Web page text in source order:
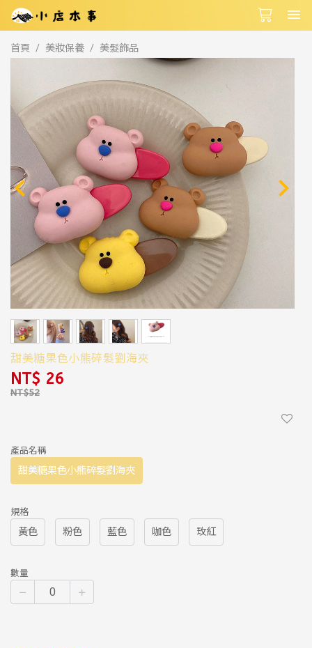
首頁 美妝保養 美髮飾品
甜美糖果色小熊碎髮劉海夾
NT$ 26
產品名稱
甜美糖果色小熊碎髮劉海夾
規格
黃色 粉色 藍色 咖色 玫紅
數量